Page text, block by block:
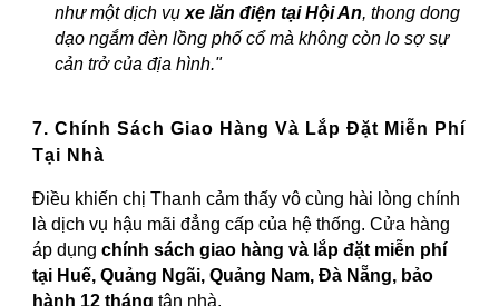
như một dịch vụxe lăn điện tại Hội An, thong dong
dạo ngắm đèn lồng phố cổ mà không còn lo sợ sự
cản trở của địa hình."
7. Chính Sách Giao Hàng Và Lắp Đặt Miễn Phí
Tại Nhà
Điều khiến chị Thanh cảm thấy vô cùng hài lòng chính
là dịch vụ hậu mãi đẳng cấp của hệ thống. Cửa hàng
áp dụngchính sách giao hàng và lắp đặt miễn phí
tại Huế, Quảng Ngãi, Quảng Nam, Đà Nẵng, bảo
hành 12 tháng tận nhà.